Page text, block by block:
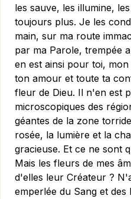
les sauve, les illumine,
toujours plus. Je les
main, sur ma route
par ma Parole, trempée
en est ainsi pour toi,
ton amour et toute ta
fleur de Dieu. Il n'en est
microscopiques des
géantes de la zone
rosée, la lumière et la
gracieuse. Et ce ne sont
Mais les fleurs de mes
d'elles leur Créateur ?
emperlée du Sang et des